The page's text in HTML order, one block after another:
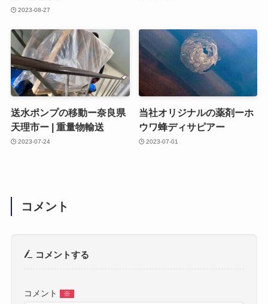
2023-08-27
送水ポンプの移動ー奈良県
天理市ー | 重量物輸送
2023-07-24
当社オリジナルの薬剤ーホ
ウワ蜂ディサピアー
2023-07-01
コメント
コメントする
コメント ※